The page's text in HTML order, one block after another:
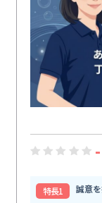
-
特⻑1
誠意